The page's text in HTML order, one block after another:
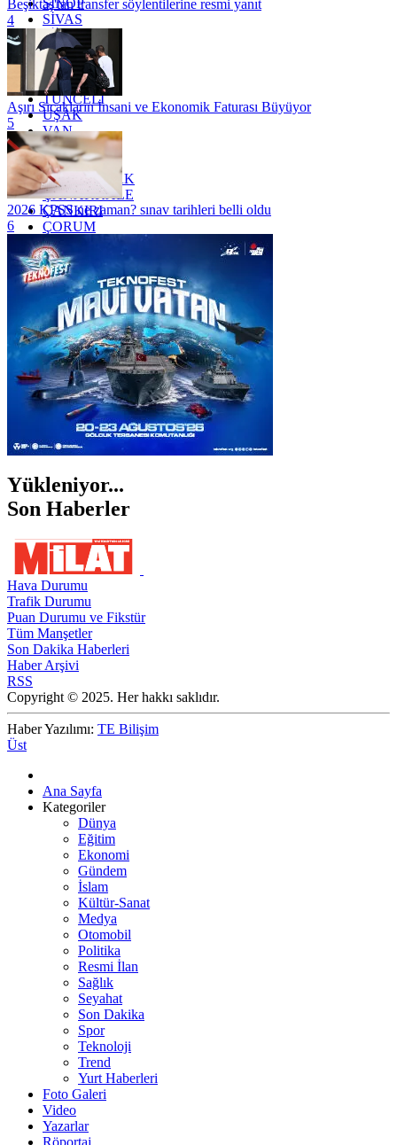
SİNOP
SİVAS
SİİRT
TEKİRDAĞ
TOKAT
TRABZON
TUNCELİ
UŞAK
VAN
YALOVA
YOZGAT
ZONGULDAK
ÇANAKKALE
ÇANKIRI
ÇORUM
İSTANBUL
İZMİR
ŞANLIURFA
ŞIRNAK
Beşiktaş'tan transfer söylentilerine resmi yanıt
4
Aşırı Sıcakların İnsani ve Ekonomik Faturası Büyüyor
5
2026 KPSS ne zaman? sınav tarihleri belli oldu
6
Yükleniyor...
Son Haberler
Hava Durumu
Trafik Durumu
Puan Durumu ve Fikstür
Tüm Manşetler
Son Dakika Haberleri
Haber Arşivi
RSS
Copyright © 2025. Her hakkı saklıdır.
Haber Yazılımı: TE Bilişim
Üst
Ana Sayfa
Kategoriler
Dünya
Eğitim
Ekonomi
Gündem
İslam
Kültür-Sanat
Medya
Otomobil
Politika
Resmi İlan
Sağlık
Seyahat
Son Dakika
Spor
Teknoloji
Trend
Yurt Haberleri
Foto Galeri
Video
Yazarlar
Röportaj